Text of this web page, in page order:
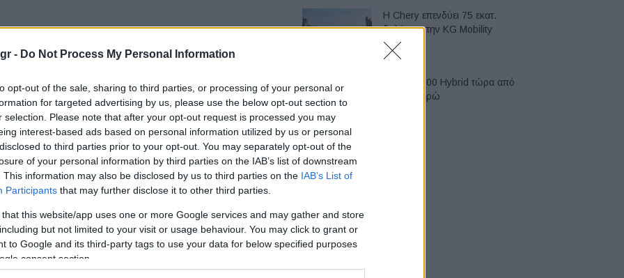
- Do Not Process My Personal Information
opt-out of the sale, sharing to third parties, or processing of your personal or
for targeted advertising by us, please use the below opt-out section to
selection. Please note that after your opt-out request is processed you may
interest-based ads based on personal information utilized by us or personal
to third parties prior to your opt-out. You may separately opt-out of the
of your personal information by third parties on the IAB’s list of downstream
This information may also be disclosed by us to third parties on the IAB’s List of
Participants that may further disclose it to other third parties.
that this website/app uses one or more Google services and may gather and store
but not limited to your visit or usage behaviour. You may click to grant or
to Google and its third-party tags to use your data for below specified purposes
consent section.
προτάσεων
των μειώσεων των εκπομπών αερίων του
εφαρμογή της εμπορίας εκπομπών σε νέους
εμπορίας εκπομπών της ΕΕ· αύξηση της
ενεργειακή απόδοση· ταχύτερη ανάπτυξη
των υποδομών και των καυσίμων για τη στήριξή
με τους στόχους της Ευρωπαϊκής Πράσινης
άνθρακα· και εργαλεία για τη διατήρηση και την
Η Chery επενδύει 75 εκατ.
δολάρια στην KG Mobility
04/08/2026
Το FIAT 500 Hybrid τώρα από
18.990 ευρώ